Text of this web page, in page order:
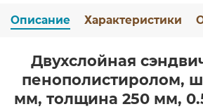
Описание Характеристики
Двухслойная
пенополистиролом,
мм, толщина 250 мм,